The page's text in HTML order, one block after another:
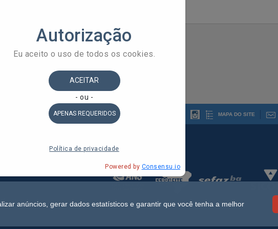
MAPA DO SITE
Estado da Bahia
anúncios, gerar dados estatísticos e garantir que você tenha a melhor